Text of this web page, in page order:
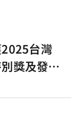
台灣
獎及發明